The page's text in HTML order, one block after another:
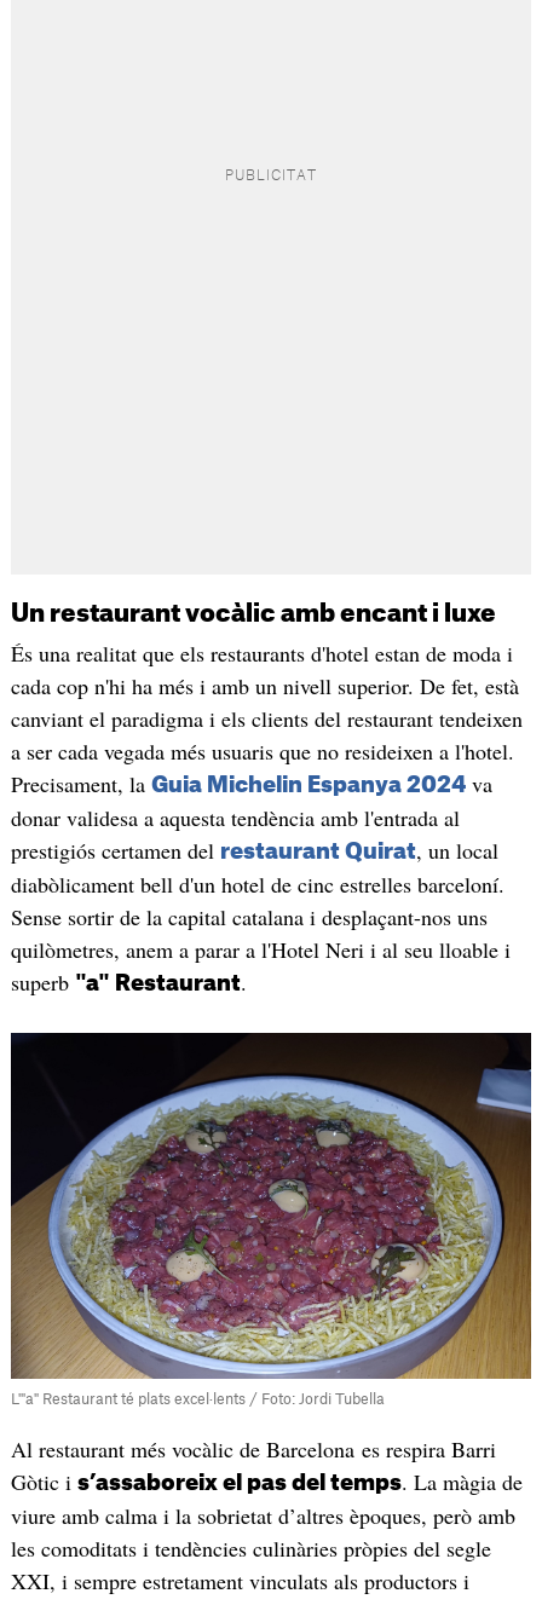
Un restaurant vocàlic amb encant i luxe
És una realitat que els restaurants d'hotel estan de moda i
cada cop n'hi ha més i amb un nivell superior. De fet, està
canviant el paradigma i els clients del restaurant tendeixen
a ser cada vegada més usuaris que no resideixen a l'hotel.
Precisament, la Guia Michelin Espanya 2024va
donar validesa a aquesta tendència amb l'entrada al
prestigiós certamen del restaurant Quirat, un local
diabòlicament bell d'un hotel de cinc estrelles barceloní.
Sense sortir de la capital catalana i desplaçant-nos uns
quilòmetres, anem a parar a l'Hotel Neri i al seu lloable i
superb "a" Restaurant.
L'"a" Restaurant té plats excel·lents / Foto: Jordi Tubella
Al restaurant més vocàlic de Barcelona es respira Barri
Gòtic i s’assaboreix el pas del temps. La màgia de
viure amb calma i la sobrietat d’altres èpoques, però amb
les comoditats i tendències culinàries pròpies del segle
XXI, i sempre estretament vinculats als productors i